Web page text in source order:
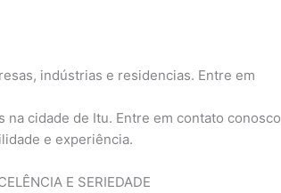
indústrias e residencias. Entre em
cidade de Itu. Entre em contato conosco
e experiência.
E SERIEDADE